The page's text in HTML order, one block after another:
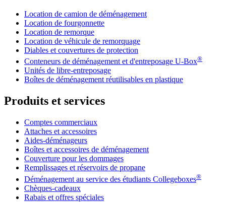
Location de camion de déménagement
Location de fourgonnette
Location de remorque
Location de véhicule de remorquage
Diables et couvertures de protection
Conteneurs de déménagement et d'entreposage U-Box®
Unités de libre-entreposage
Boîtes de déménagement réutilisables en plastique
Produits et services
Comptes commerciaux
Attaches et accessoires
Aides-déménageurs
Boîtes et accessoires de déménagement
Couverture pour les dommages
Remplissages et réservoirs de propane
Déménagement au service des étudiants Collegeboxes®
Chèques-cadeaux
Rabais et offres spéciales